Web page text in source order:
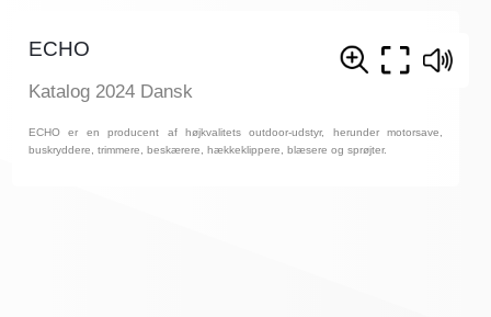
ECHO
Katalog 2024 Dansk
ECHO er en producent af højkvalitets outdoor-udstyr, herunder motorsave,
buskryddere, trimmere, beskærere, hækkeklippere, blæsere og sprøjter.